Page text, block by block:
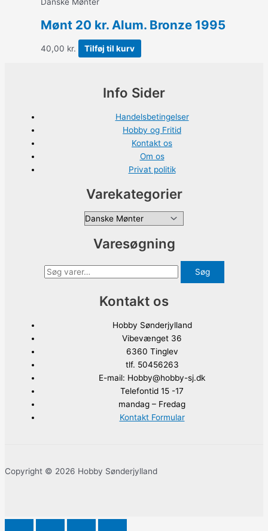
Mønt 20 kr. Alum. Bronze 1995
40,00 kr. Tilføj til kurv
Info Sider
Handelsbetingelser
Hobby og Fritid
Kontakt os
Om os
Privat politik
Varekategorier
Varesøgning
Søg
Kontakt os
Hobby Sønderjylland
Vibevænget 36
6360 Tinglev
tlf. 50456263
E-mail: Hobby@hobby-sj.dk
Telefontid 15 -17
mandag – Fredag
Kontakt Formular
Copyright © 2026 Hobby Sønderjylland